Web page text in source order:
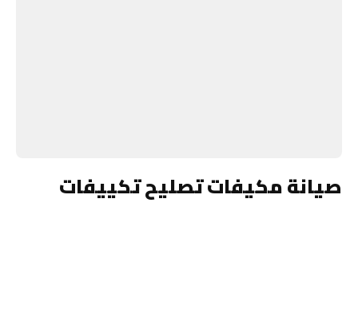
صيانة مكيفات تصليح تكييفات